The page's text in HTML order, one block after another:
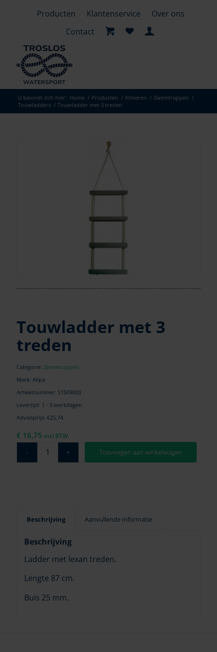
Producten Klantenservice
Over ons
Contact
U bevindt zich hier: Home / Producten / Afmeren / Zwemtrappen /
Touwladders / Touwladder met 3 treden
Touwladder met 3
treden
Categorie: Zwemtrappen
Merk: Allpa
Artikelnummer: S1509003
Levertijd: 1 - 3 werkdagen
Adviesprijs: €25,74
€ 16,75 incl BTW
Toevoegen aan winkelwagen
Beschrijving Aanvullende informatie
Beschrijving
Ladder met lexan treden.
Lengte 87 cm.
Buis 25 mm.